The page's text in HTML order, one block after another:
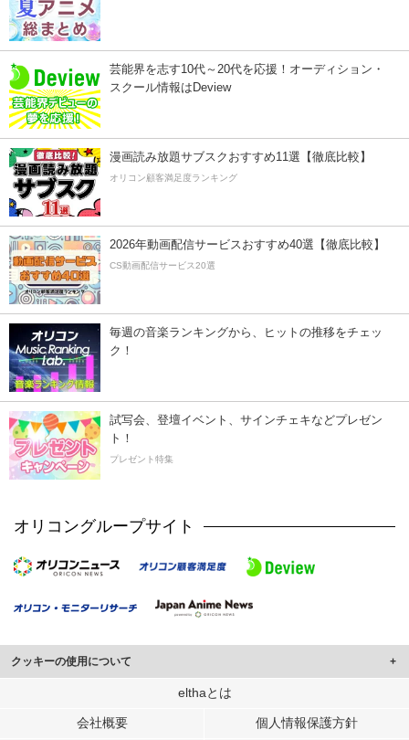
芸能界を志す10代～20代を応援！オーディション・
スクール情報はDeview
漫画読み放題サブスクおすすめ11選【徹底比較】
オリコン顧客満足度ランキング
2026年動画配信サービスおすすめ40選【徹底比較】
CS動画配信サービス20選
毎週の音楽ランキングから、ヒットの推移をチェッ
ク！
試写会、登壇イベント、サインチェキなどプレゼン
ト！
プレゼント特集
オリコングループサイト
クッキーの使用について
このサイトでは Cookie を使用して、ユーザーに合わせたコンテンツや広告の
行っています。
elthaとは
会社概要 個人情報保護方針